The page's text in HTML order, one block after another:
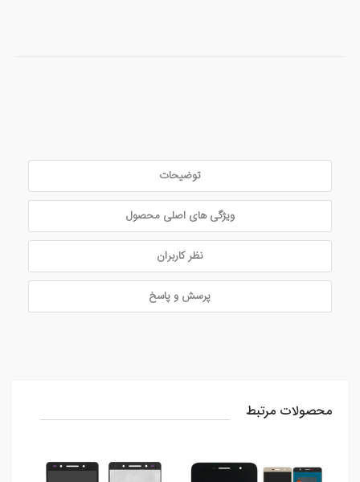
توضیحات
ویژگی های اصلی محصول
نظر کاربران
پرسش و پاسخ
محصولات مرتبط